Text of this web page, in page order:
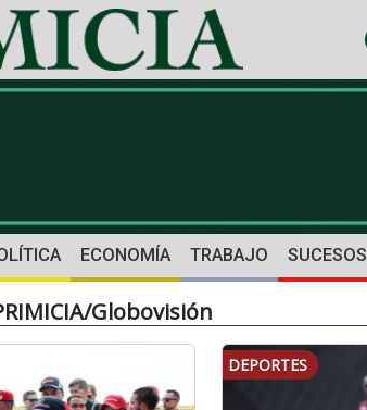
ECONOMÍA TRABAJO SUCESOS
Globovisión
DEPORTES